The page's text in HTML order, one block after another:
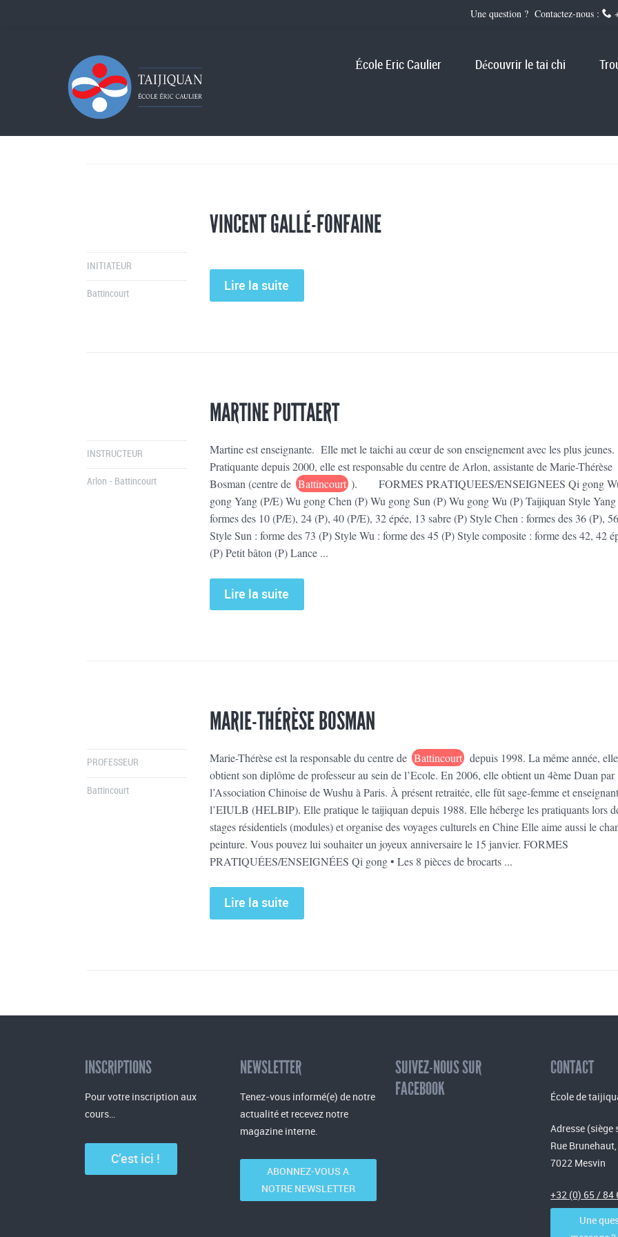
École Eric Caulier Découvrir le tai chi
3 RESULTS FOR
VINCENT GALLÉ-FONFAINE
INITIATEUR
Battincourt
Lire la suite
MARTINE PUTTAERT
INSTRUCTEUR
Arlon - Battincourt
Martine est enseignante. Elle met le taichi au cœur de son enseignement avec les plus jeunes.
Pratiquante depuis 2000, elle est responsable du centre de Arlon, assistante de Marie-Thérèse
Bosman (centre de Battincourt ). FORMES PRATIQUEES/ENSEIGNEES Qi gong
gong Yang (P/E) Wu gong Chen (P) Wu gong Sun (P) Wu gong Wu (P) Taijiquan Style Yang
formes des 10 (P/E), 24 (P), 40 (P/E), 32 épée, 13 sabre (P) Style Chen : formes des 36 (P),
Style Sun : forme des 73 (P) Style Wu : forme des 45 (P) Style composite : forme des 42, 42
(P) Petit bâton (P) Lance ...
Lire la suite
MARIE-THÉRÈSE BOSMAN
PROFESSEUR
Battincourt
Marie-Thérèse est la responsable du centre de Battincourt depuis 1998. La même année, elle
obtient son diplôme de professeur au sein de l’Ecole. En 2006, elle obtient un 4ème Duan par
l’Association Chinoise de Wushu à Paris. À présent retraitée, elle fût sage-femme et
l’EIULB (HELBIP). Elle pratique le taijiquan depuis 1988. Elle héberge les pratiquants lors
stages résidentiels (modules) et organise des voyages culturels en Chine Elle aime aussi le
peinture. Vous pouvez lui souhaiter un joyeux anniversaire le 15 janvier. FORMES
PRATIQUÉES/ENSEIGNÉES Qi gong • Les 8 pièces de brocarts ...
Lire la suite
INSCRIPTIONS
Pour votre inscription aux
cours…
C’est ici !
NEWSLETTER
Tenez-vous informé(e) de notre
actualité et recevez notre
magazine interne.
ABONNEZ-VOUS A
NOTRE NEWSLETTER
SUIVEZ-NOUS SUR
FACEBOOK
CONTACT
École de
Adresse (siège
Rue
7022 Mesvin
+32 (0) 65 / 84
Une
Une question ? Contactez-nous :